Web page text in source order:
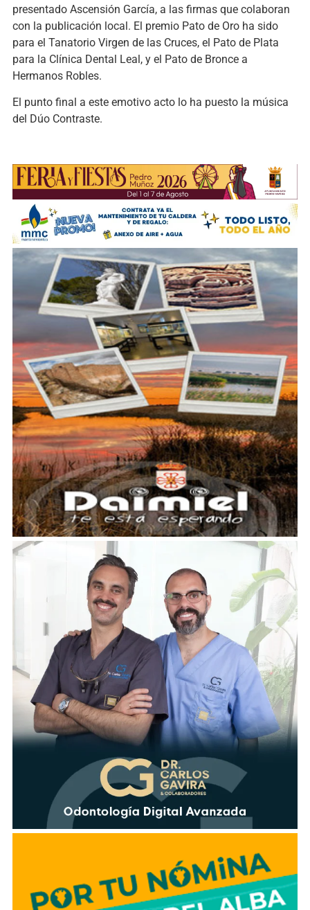
presentado Ascensión García, a las firmas que colaboran
con la publicación local. El premio Pato de Oro ha sido
para el Tanatorio Virgen de las Cruces, el Pato de Plata
para la Clínica Dental Leal, y el Pato de Bronce a
Hermanos Robles.
El punto final a este emotivo acto lo ha puesto la música
del Dúo Contraste.